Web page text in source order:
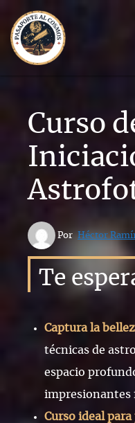
Saltar
contenido
Curso
Por Héctor
Te
Captura la
técnicas de
espacio
impresionantes
Curso ideal